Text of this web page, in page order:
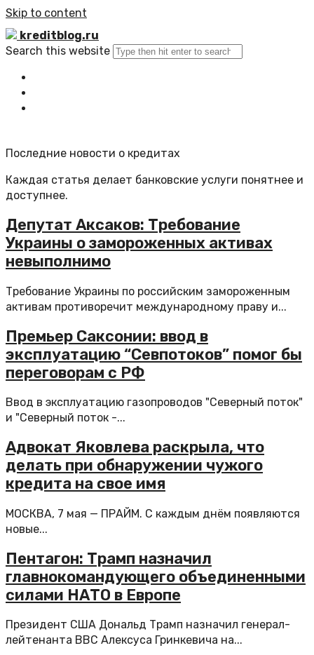
Skip to content
kreditblog.ru
Search this website
Последние новости о кредитах
Каждая статья делает банковские услуги понятнее и
доступнее.
Депутат Аксаков: Требование
Украины о замороженных активах
невыполнимо
Требование Украины по российским замороженным
активам противоречит международному праву и...
Премьер Саксонии: ввод в
эксплуатацию “Севпотоков” помог бы
переговорам с РФ
Ввод в эксплуатацию газопроводов "Северный поток"
и "Северный поток -...
Адвокат Яковлева раскрыла, что
делать при обнаружении чужого
кредита на свое имя
МОСКВА, 7 мая — ПРАЙМ. С каждым днём появляются
новые...
Пентагон: Трамп назначил
главнокомандующего объединенными
силами НАТО в Европе
Президент США Дональд Трамп назначил генерал-
лейтенанта ВВС Алексуса Гринкевича на...